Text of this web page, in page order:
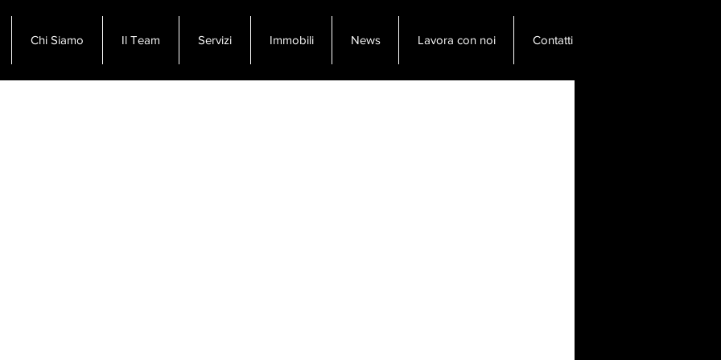
Chi Siamo Il Team Servizi Immobili News Lavora con noi Contatti